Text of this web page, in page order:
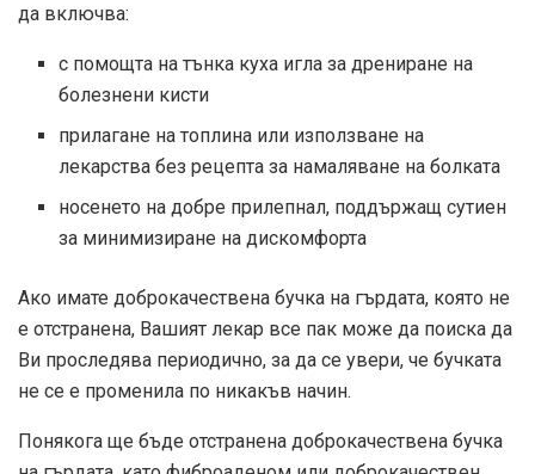
да включва:
с помощта на тънка куха игла за дрениране на
болезнени кисти
прилагане на топлина или използване на
лекарства без рецепта за намаляване на болката
носенето на добре прилепнал, поддържащ сутиен
за минимизиране на дискомфорта
Ако имате доброкачествена бучка на гърдата, която не
е отстранена, Вашият лекар все пак може да поиска да
Ви проследява периодично, за да се увери, че бучката
не се е променила по никакъв начин.
Понякога ще бъде отстранена доброкачествена бучка